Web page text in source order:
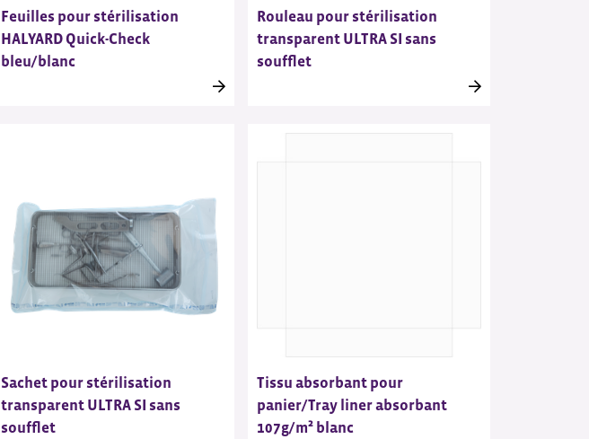
Feuilles pour stérilisation
HALYARD Quick-Check
bleu/blanc
Rouleau pour stérilisation
transparent ULTRA SI sans
soufflet
Sachet pour stérilisation
transparent ULTRA SI sans
soufflet
Tissu absorbant pour
panier/Tray liner absorbant
107g/m² blanc